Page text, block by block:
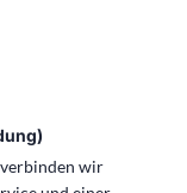
verbinden wir